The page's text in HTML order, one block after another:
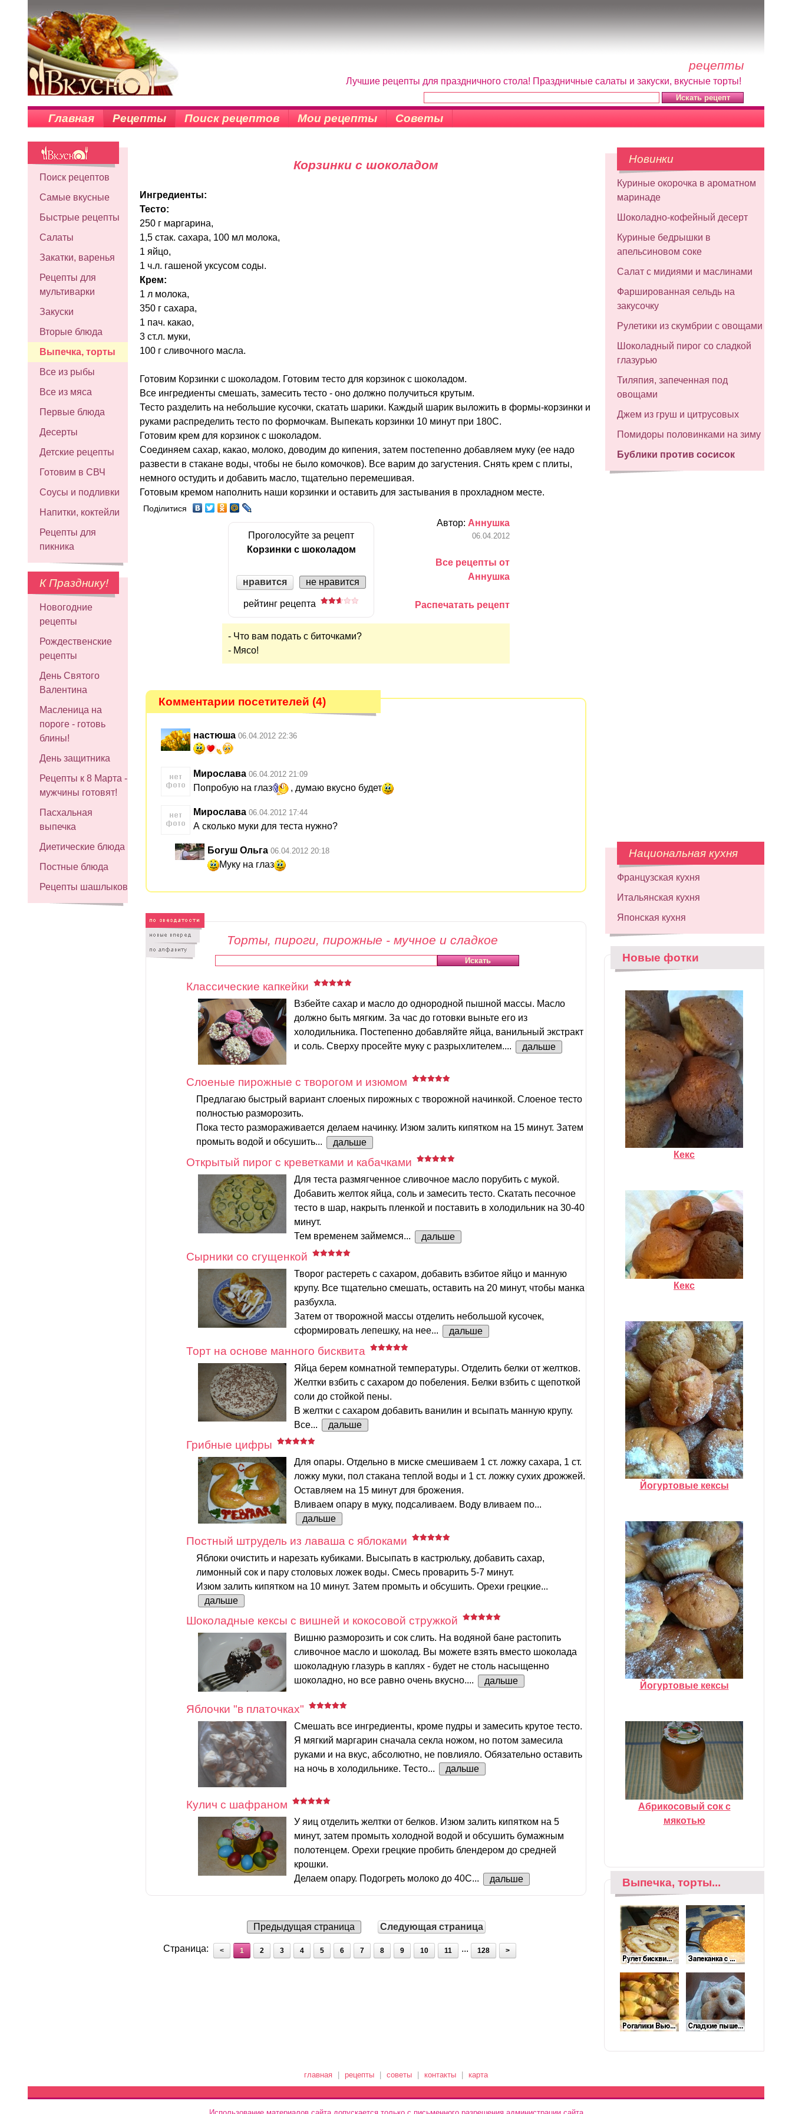
рецепты
Лучшие рецепты для праздничного стола! Праздничные салаты и закуски, вкусные торты!
Главная Рецепты Поиск рецептов Мои рецепты Советы
Поиск рецептов
Самые вкусные
Быстрые рецепты
Салаты
Закатки, варенья
Рецепты для
мультиварки
Закуски
Вторые блюда
Выпечка, торты
Все из рыбы
Все из мяса
Первые блюда
Десерты
Детские рецепты
Готовим в СВЧ
Соусы и подливки
Напитки, коктейли
Рецепты для
пикника
К Празднику!
Новогодние
рецепты
Рождественские
рецепты
День Святого
Валентина
Масленица на
пороге - готовь
блины!
День защитника
Рецепты к 8 Марта -
мужчины готовят!
Пасхальная
выпечка
Диетические блюда
Постные блюда
Рецепты шашлыков
Корзинки с шоколадом
Ингредиенты:
Тесто:
250 г маргарина,
1,5 стак. сахара, 100 мл молока,
1 яйцо,
1 ч.л. гашеной уксусом соды.
Крем:
1 л молока,
350 г сахара,
1 пач. какао,
3 ст.л. муки,
100 г сливочного масла.
Готовим Корзинки с шоколадом. Готовим тесто для корзинок с шоколадом.
Все ингредиенты смешать, замесить тесто - оно должно получиться крутым.
Тесто разделить на небольшие кусочки, скатать шарики. Каждый шарик выложить в формы-корзинки и
руками распределить тесто по формочкам. Выпекать корзинки 10 минут при 180С.
Готовим крем для корзинок с шоколадом.
Соединяем сахар, какао, молоко, доводим до кипения, затем постепенно добавляем муку (ее надо
развести в стакане воды, чтобы не было комочков). Все варим до загустения. Снять крем с плиты,
немного остудить и добавить масло, тщательно перемешивая.
Готовым кремом наполнить наши корзинки и оставить для застывания в прохладном месте.
Поділитися
Проголосуйте за рецепт
Корзинки с шоколадом
нравится не нравится
рейтинг рецепта
Автор: Аннушка
06.04.2012
Все рецепты от
Аннушка
Распечатать рецепт
- Что вам подать с биточками?
- Мясо!
Комментарии посетителей (4)
настюша 06.04.2012 22:36
Мирослава 06.04.2012 21:09
Попробую на глаз , думаю вкусно будет
Мирослава 06.04.2012 17:44
А сколько муки для теста нужно?
Богуш Ольга 06.04.2012 20:18
Муку на глаз
Торты, пироги, пирожные - мучное и сладкое
Классические капкейки
Взбейте сахар и масло до однородной пышной массы. Масло
должно быть мягким. За час до готовки выньте его из
холодильника. Постепенно добавляйте яйца, ванильный экстракт
и соль. Сверху просейте муку с разрыхлителем....
дальше
Слоеные пирожные с творогом и изюмом
Предлагаю быстрый вариант слоеных пирожных с творожной начинкой. Слоеное тесто
полностью разморозить.
Пока тесто размораживается делаем начинку. Изюм залить кипятком на 15 минут. Затем
промыть водой и обсушить...
дальше
Открытый пирог с креветками и кабачками
Для теста размягченное сливочное масло порубить с мукой.
Добавить желток яйца, соль и замесить тесто. Скатать песочное
тесто в шар, накрыть пленкой и поставить в холодильник на 30-40
минут.
Тем временем займемся...
дальше
Сырники со сгущенкой
Творог растереть с сахаром, добавить взбитое яйцо и манную
крупу. Все тщательно смешать, оставить на 20 минут, чтобы манка
разбухла.
Затем от творожной массы отделить небольшой кусочек,
сформировать лепешку, на нее...
дальше
Торт на основе манного бисквита
Яйца берем комнатной температуры. Отделить белки от желтков.
Желтки взбить с сахаром до побеления. Белки взбить с щепоткой
соли до стойкой пены.
В желтки с сахаром добавить ванилин и всыпать манную крупу.
Все...
дальше
Грибные цифры
Для опары. Отдельно в миске смешиваем 1 ст. ложку сахара, 1 ст.
ложку муки, пол стакана теплой воды и 1 ст. ложку сухих дрожжей.
Оставляем на 15 минут для брожения.
Вливаем опару в муку, подсаливаем. Воду вливаем по...
дальше
Постный штрудель из лаваша с яблоками
Яблоки очистить и нарезать кубиками. Высыпать в кастрюльку, добавить сахар,
лимонный сок и пару столовых ложек воды. Смесь проварить 5-7 минут.
Изюм залить кипятком на 10 минут. Затем промыть и обсушить. Орехи грецкие...
дальше
Шоколадные кексы с вишней и кокосовой стружкой
Вишню разморозить и сок слить. На водяной бане растопить
сливочное масло и шоколад. Вы можете взять вместо шоколада
шоколадную глазурь в каплях - будет не столь насыщенно
шоколадно, но все равно очень вкусно....
дальше
Яблочки "в платочках"
Смешать все ингредиенты, кроме пудры и замесить крутое тесто.
Я мягкий маргарин сначала секла ножом, но потом замесила
руками и на вкус, абсолютно, не повлияло. Обязательно оставить
на ночь в холодильнике. Тесто...
дальше
Кулич с шафраном
У яиц отделить желтки от белков. Изюм залить кипятком на 5
минут, затем промыть холодной водой и обсушить бумажным
полотенцем. Орехи грецкие пробить блендером до средней
крошки.
Делаем опару. Подогреть молоко до 40С...
дальше
Предыдущая страница Следующая страница
Страница: < 1 2 3 4 5 6 7 8 9 10 11 128 >
Новинки
Куриные окорочка в ароматном
маринаде
Шоколадно-кофейный десерт
Куриные бедрышки в
апельсиновом соке
Салат с мидиями и маслинами
Фаршированная сельдь на
закусочку
Рулетики из скумбрии с овощами
Шоколадный пирог со сладкой
глазурью
Тиляпия, запеченная под
овощами
Джем из груш и цитрусовых
Помидоры половинками на зиму
Бублики против сосисок
Национальная кухня
Французская кухня
Итальянская кухня
Японская кухня
Новые фотки
Кекс
Кекс
Йогуртовые кексы
Йогуртовые кексы
Абрикосовый сок с
мякотью
Выпечка, торты...
главная рецепты советы контакты карта